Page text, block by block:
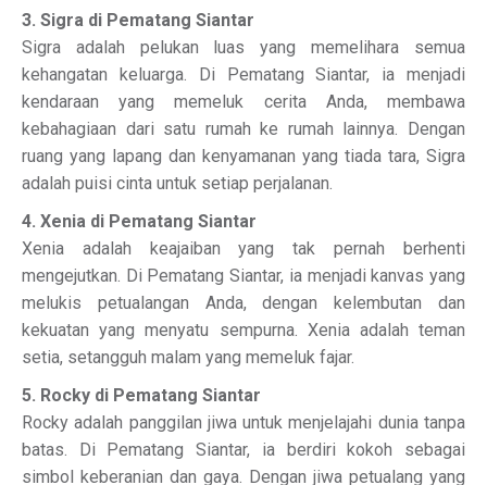
3. Sigra di Pematang Siantar
Sigra adalah pelukan luas yang memelihara semua
kehangatan keluarga. Di Pematang Siantar, ia menjadi
kendaraan yang memeluk cerita Anda, membawa
kebahagiaan dari satu rumah ke rumah lainnya. Dengan
ruang yang lapang dan kenyamanan yang tiada tara, Sigra
adalah puisi cinta untuk setiap perjalanan.
4. Xenia di Pematang Siantar
Xenia adalah keajaiban yang tak pernah berhenti
mengejutkan. Di Pematang Siantar, ia menjadi kanvas yang
melukis petualangan Anda, dengan kelembutan dan
kekuatan yang menyatu sempurna. Xenia adalah teman
setia, setangguh malam yang memeluk fajar.
5. Rocky di Pematang Siantar
Rocky adalah panggilan jiwa untuk menjelajahi dunia tanpa
batas. Di Pematang Siantar, ia berdiri kokoh sebagai
simbol keberanian dan gaya. Dengan jiwa petualang yang